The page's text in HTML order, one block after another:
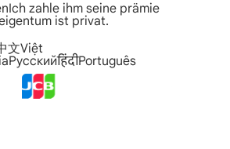
Ich zahle ihm seine prämie
ist privat.
文Việt
РусскийहिंदीPortuguês